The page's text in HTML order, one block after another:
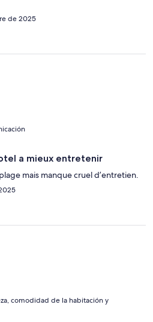
de 2025
a mieux entretenir
mais manque cruel d’entretien.
comodidad de la habitación y